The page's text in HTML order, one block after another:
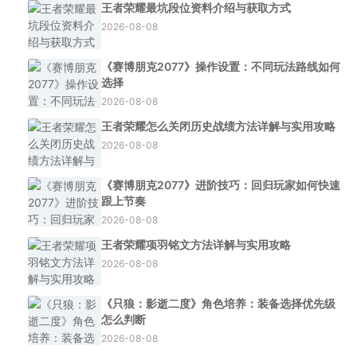
王者荣耀最坑段位资料介绍与获取方式
2026-08-08
《赛博朋克2077》操作设置：不同玩法路线如何
选择
2026-08-08
王者荣耀怎么关闭历史战绩方法详解与实用攻略
2026-08-08
《赛博朋克2077》进阶技巧：回归玩家如何快速
跟上节奏
2026-08-08
王者荣耀项羽铭文方法详解与实用攻略
2026-08-08
《只狼：影逝二度》角色培养：装备选择优先级
怎么判断
2026-08-08